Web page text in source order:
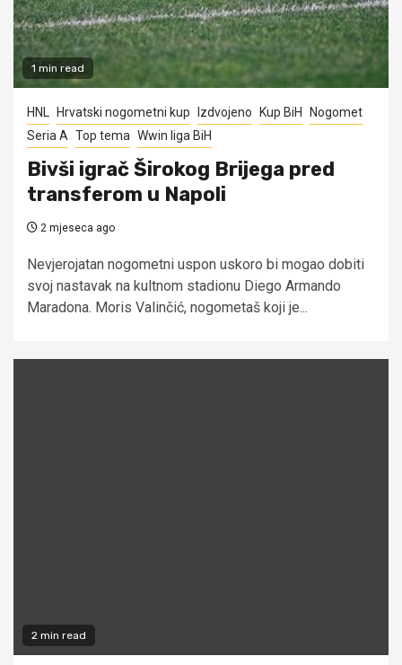
1 min read
HNL Hrvatski nogometni kup Izdvojeno Kup BiH Nogomet
Seria A Top tema Wwin liga BiH
Bivši igrač Širokog Brijega pred
transferom u Napoli
2 mjeseca ago
Nevjerojatan nogometni uspon uskoro bi mogao dobiti
svoj nastavak na kultnom stadionu Diego Armando
Maradona. Moris Valinčić, nogometaš koji je...
2 min read